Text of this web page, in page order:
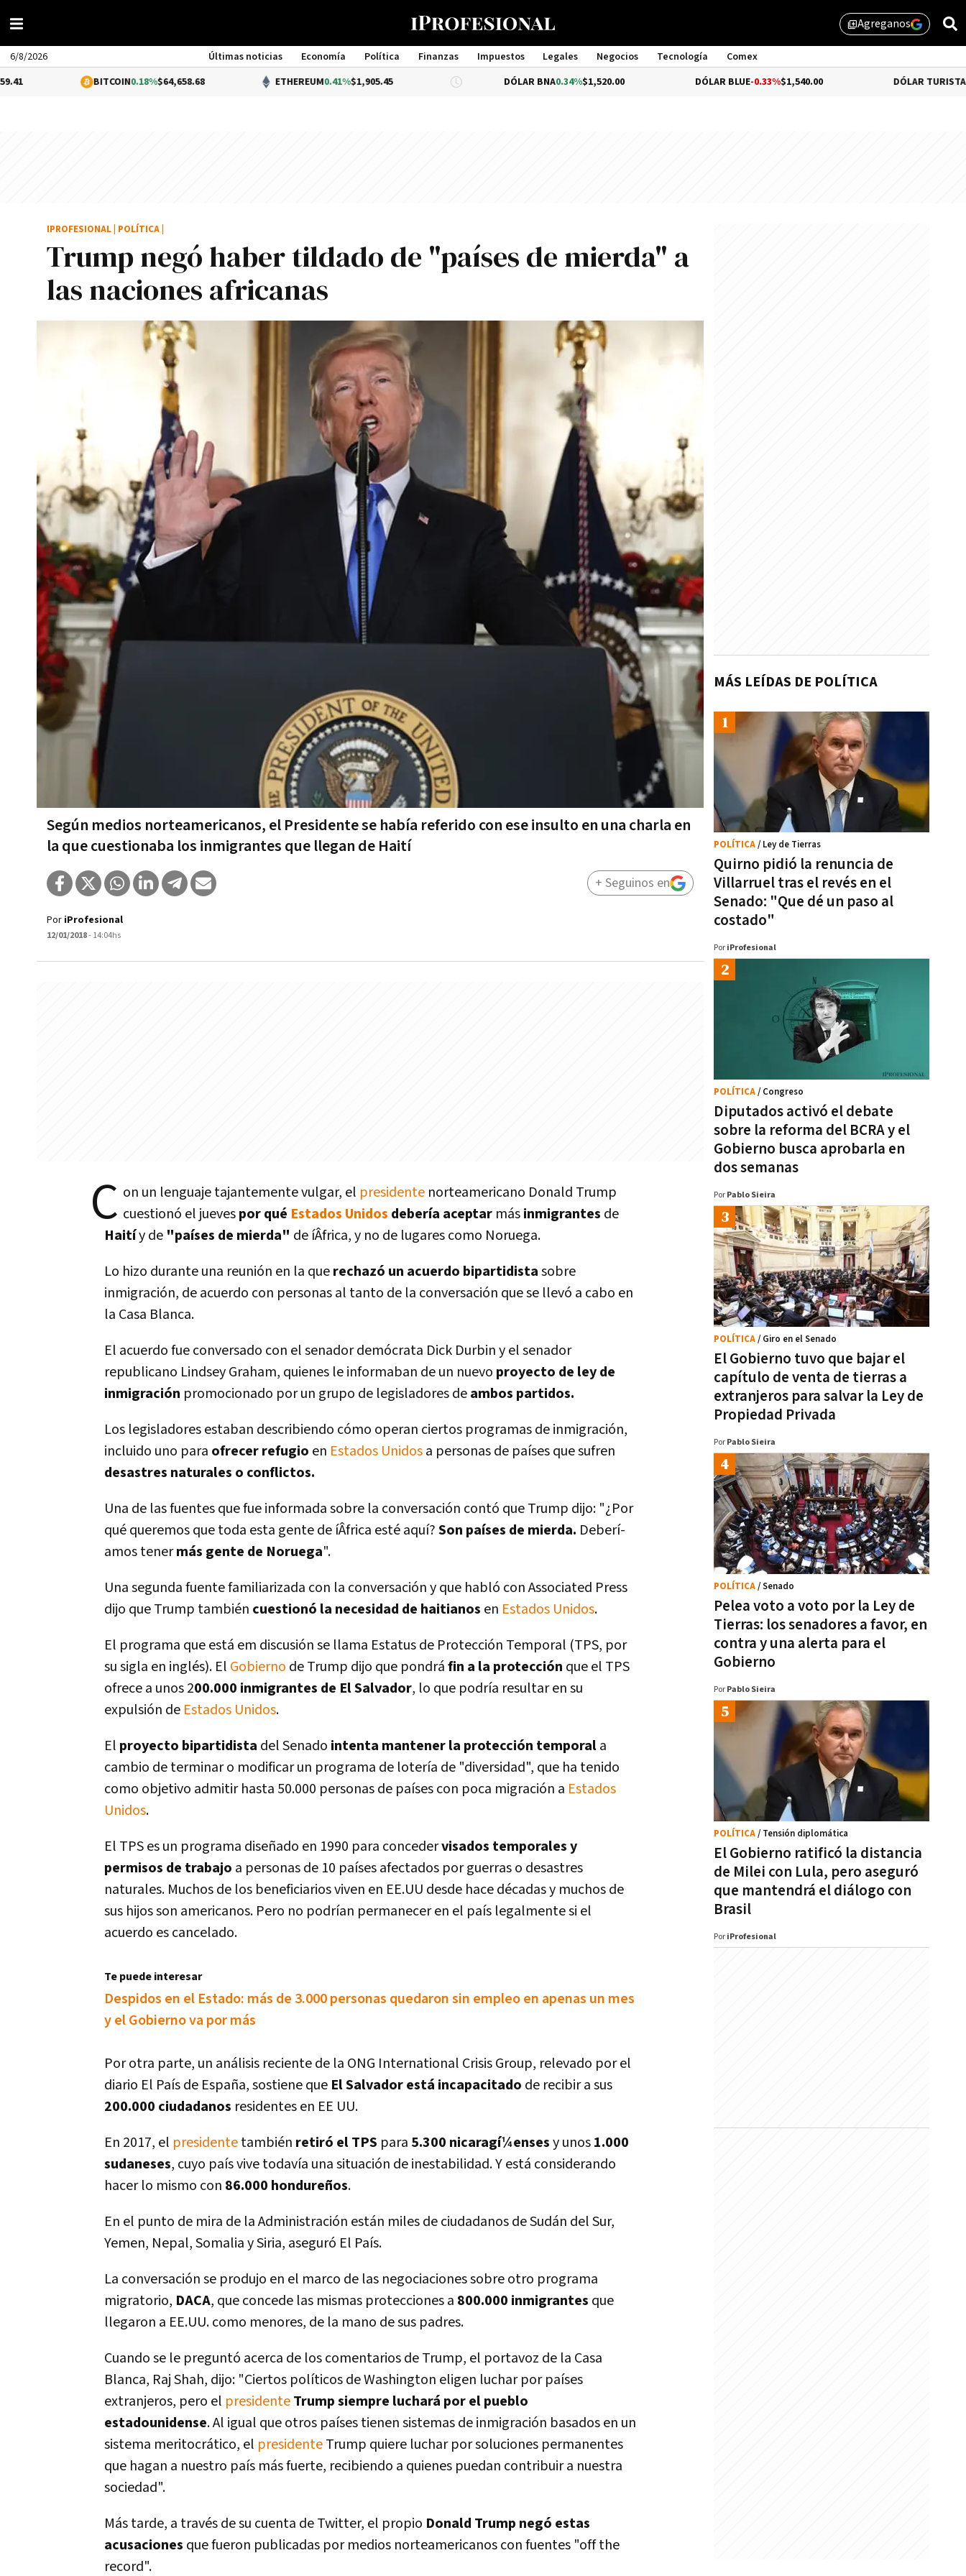
library_addAgreganos
6/8/2026 Últimas noticias Economía Política Finanzas Impuestos Legales Negocios Tecnología
Comex
Management
BITCOIN0.18%$64,658.68 ETHEREUM 0.41%$1,905.45 DÓLAR BNA0.34%$1,520.00 DÓLAR BLUE-0.33%$1,540.00 DÓLAR TURISTA0.34%
Trump negó haber tildado de "paí­ses de mierda" a
las naciones africanas
Según medios norteamericanos, el Presidente se había referido con ese insulto en una charla en
la que cuestionaba los inmigrantes que llegan de Haití
IPROFESIONAL POLÍTICA
Por iProfesional
12/01/2018- 14:04hs
+ Seguinos en
C on un lenguaje tajantemente vulgar, el presidente norteamericano Donald Trump
cuestionó el juevespor qué Estados Unidos deberí­a aceptar másinmigrantes de
Haití­y de "paí­ses de mierda" de íÂfrica, y no de lugares como Noruega.
Lo hizo durante una reunión en la querechazó un acuerdo bipartidistasobre
inmigración, de acuerdo con personas al tanto de la conversación que se llevó a cabo en
la Casa Blanca.
El acuerdo fue conversado con el senador demócrata Dick Durbin y el senador
republicano Lindsey Graham, quienes le informaban de un nuevo proyecto de ley de
inmigración promocionado por un grupo de legisladores deambos partidos.
Los legisladores estaban describiendo cómo operan ciertos programas de inmigración,
incluido uno para ofrecer refugio en Estados Unidosa personas de paí­ses que sufren
desastres naturales o conflictos.
Una de las fuentes que fue informada sobre la conversación contó que Trump dijo: "¿Por
qué queremos que toda esta gente de íÂfrica esté aquí­?Son paí­ses de mierda. Deberí­
amos tenermás gente de Noruega".
Una segunda fuente familiarizada con la conversación y que habló con Associated Press
dijo que Trump también cuestionó la necesidad de haitianos en Estados Unidos.
El programa que está em discusión se llama Estatus de Protección Temporal (TPS, por
su sigla en inglés). El Gobierno de Trump dijo que pondráfin a la protección que el TPS
ofrece a unos 200.000 inmigrantes de El Salvador, lo que podrí­a resultar en su
expulsión de Estados Unidos.
El proyecto bipartidista del Senado intenta mantener la protección temporala
cambio de terminar o modificar un programa de loterí­a de "diversidad", que ha tenido
como objetivo admitir hasta 50.000 personas de paí­ses con poca migración a Estados
Unidos.
El TPS es un programa diseñado en 1990 para concedervisados temporales y
permisos de trabajo a personas de 10 paí­ses afectados por guerras o desastres
naturales. Muchos de los beneficiarios viven en EE.UU desde hace décadas y muchos de
sus hijos son americanos. Pero no podrí­an permanecer en el paí­s legalmente si el
acuerdo es cancelado.
Te puede interesar
Despidos en el Estado: más de 3.000 personas quedaron sin empleo en apenas un mes
y el Gobierno va por más
Por otra parte, un análisis reciente de la ONG International Crisis Group, relevado por el
diario El Paí­s de España, sostiene que El Salvador está incapacitado de recibir a sus
200.000 ciudadanos residentes en EE UU.
En 2017, el presidentetambién retiró el TPS para 5.300 nicaragí¼ensesy unos1.000
sudaneses, cuyo paí­s vive todaví­a una situación de inestabilidad. Y está considerando
hacer lo mismo con 86.000 hondureños.
En el punto de mira de la Administración están miles de ciudadanos de Sudán del Sur,
Yemen, Nepal, Somalia y Siria, aseguró El Paí­s.
La conversación se produjo en el marco de las negociaciones sobre otro programa
migratorio, DACA, que concede las mismas protecciones a 800.000 inmigrantes que
llegaron a EE.UU. como menores, de la mano de sus padres.
Cuando se le preguntó acerca de los comentarios de Trump, el portavoz de la Casa
Blanca, Raj Shah, dijo: "Ciertos polí­ticos de Washington eligen luchar por paí­ses
extranjeros, pero el presidenteTrump siempre luchará por el pueblo
estadounidense. Al igual que otros paí­ses tienen sistemas de inmigración basados en un
sistema meritocrático, el presidenteTrump quiere luchar por soluciones permanentes
que hagan a nuestro paí­s más fuerte, recibiendo a quienes puedan contribuir a nuestra
sociedad".
Más tarde, a través de su cuenta de Twitter, el propio Donald Trump negó estas
acusaciones que fueron publicadas por medios norteamericanos con fuentes "off the
record".
MÁS LEÍDAS DE POLÍTICA
Quirno pidió la renuncia de
Villarruel tras el revés en el
Senado: "Que dé un paso al
costado"
POLÍTICA/ Ley de Tierras
Por iProfesional
Diputados activó el debate
sobre la reforma del BCRA y el
Gobierno busca aprobarla en
dos semanas
POLÍTICA/ Congreso
Por Pablo Sieira
El Gobierno tuvo que bajar el
capítulo de venta de tierras a
extranjeros para salvar la Ley de
Propiedad Privada
POLÍTICA/ Giro en el Senado
Por Pablo Sieira
Pelea voto a voto por la Ley de
Tierras: los senadores a favor, en
contra y una alerta para el
Gobierno
POLÍTICA/ Senado
Por Pablo Sieira
El Gobierno ratificó la distancia
de Milei con Lula, pero aseguró
que mantendrá el diálogo con
Brasil
POLÍTICA/ Tensión diplomática
Por iProfesional